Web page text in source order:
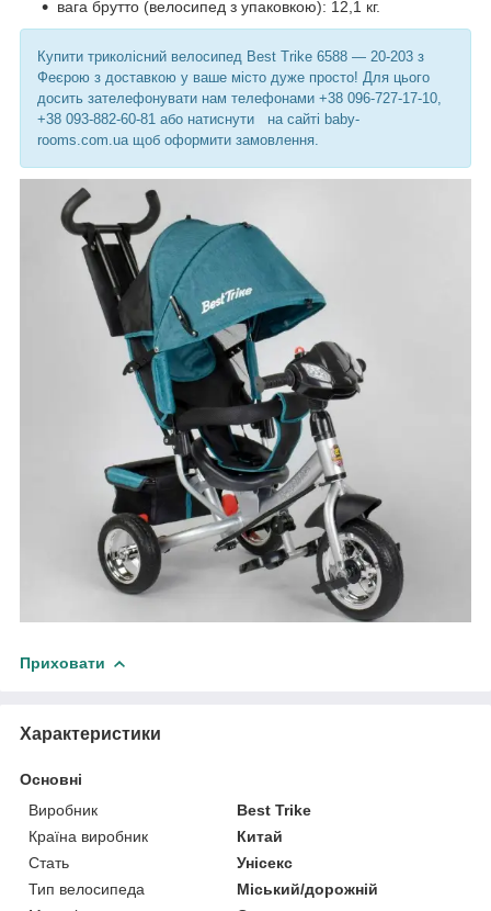
вага брутто (велосипед з упаковкою): 12,1 кг.
Купити триколісний велосипед Best Trike 6588 — 20-203 з
Феєрою з доставкою у ваше місто дуже просто! Для цього
досить зателефонувати нам телефонами +38 096-727-17-10,
+38 093-882-60-81 або натиснути на сайті baby-
rooms.com.ua щоб оформити замовлення.
Приховати
Характеристики
Основні
Виробник
Best Trike
Країна виробник
Китай
Стать
Унісекс
Тип велосипеда
Міський/дорожній